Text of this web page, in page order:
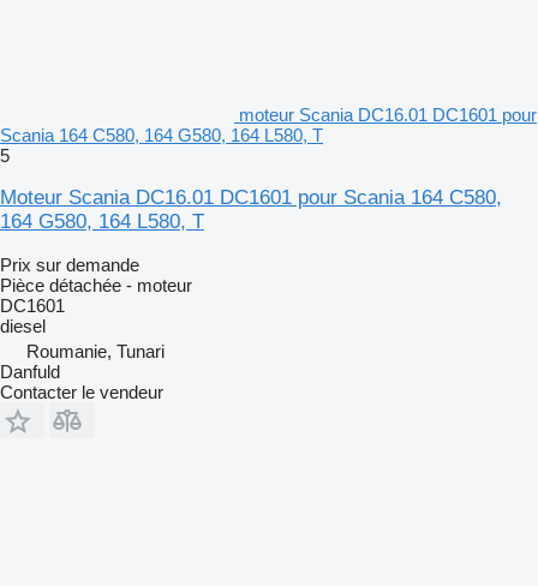
moteur Scania DC16.01 DC1601 pour
Scania 164 C580, 164 G580, 164 L580, T
5
Moteur Scania DC16.01 DC1601 pour Scania 164 C580,
164 G580, 164 L580, T
Prix sur demande
Pièce détachée - moteur
DC1601
diesel
Roumanie, Tunari
Danfuld
Contacter le vendeur